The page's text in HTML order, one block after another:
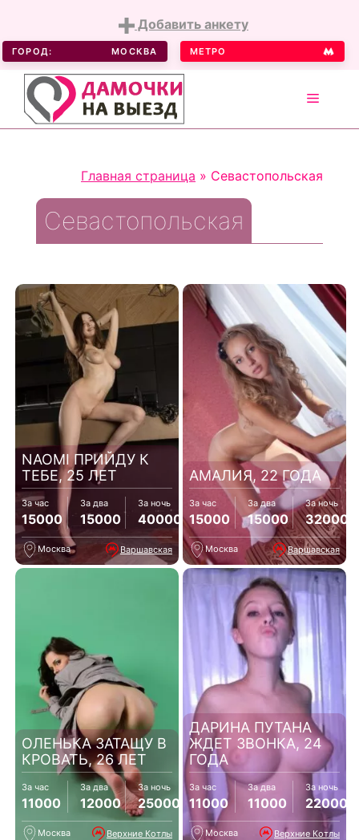
Добавить анкету
ГОРОД: МОСКВА МЕТРО
MENU
Главная страница » Севастопольская
Севастопольская
NAOMI ПРИЙДУ К
ТЕБЕ, 25 ЛЕТ
За час
15000
За два
15000
За ночь
40000
Москва Варшавская
АМАЛИЯ, 22 ГОДА
За час
15000
За два
15000
За ночь
32000
Москва Варшавская
ОЛЕНЬКА ЗАТАЩУ В
КРОВАТЬ, 26 ЛЕТ
За час
11000
За два
12000
За ночь
25000
Москва Верхние Котлы
ДАРИНА ПУТАНА
ЖДЕТ ЗВОНКА, 24
ГОДА
За час
11000
За два
11000
За ночь
22000
Москва Верхние Котлы